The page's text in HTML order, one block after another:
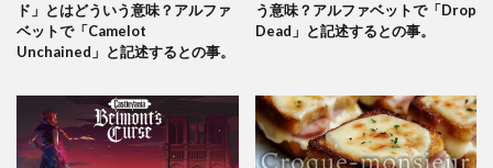
ド」とはどういう意味？アルファ
ベットで「Camelot
Unchained」と記述するとの事。
う意味？アルファベットで「Drop
Dead」と記述するとの事。